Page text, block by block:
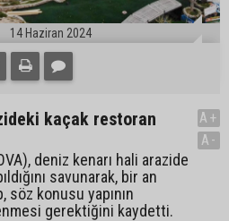
14 Haziran 2024
kaçak restoran
deniz kenarı hali arazide
savunarak, bir an
söz konusu yapının
gerektiğini kaydetti.
A+
A-